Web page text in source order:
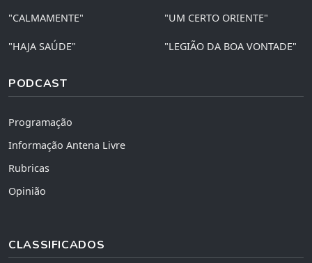
"CALMAMENTE" "UM CERTO ORIENTE"
"HAJA SAÚDE" "LEGIÃO DA BOA VONTADE"
PODCAST
Programação
Informação Antena Livre
Rubricas
Opinião
CLASSIFICADOS